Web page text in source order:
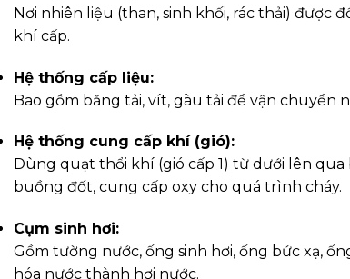
Nơi nhiên liệu (than, sinh khối, rác thải) được
khí cấp.
Hệ thống cấp liệu:
Bao gồm băng tải, vít, gàu tải để vận chuyển
Hệ thống cung cấp khí (gió):
Dùng quạt thổi khí (gió cấp 1) từ dưới lên
buồng đốt, cung cấp oxy cho quá trình cháy.
Cụm sinh hơi:
Gồm tường nước, ống sinh hơi, ống bức xạ,
hóa nước thành hơi nước.